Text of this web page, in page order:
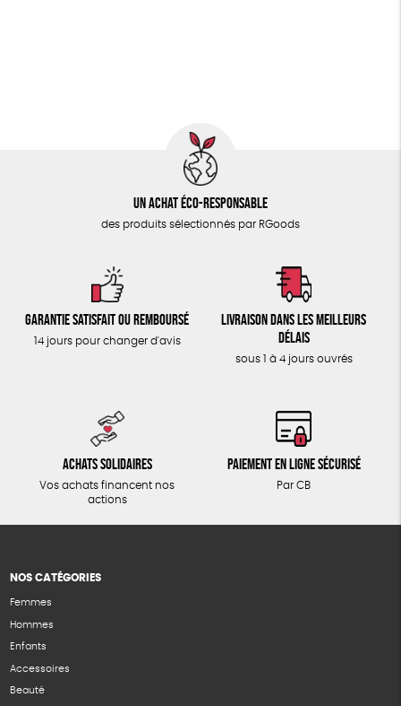
Un achat éco-responsable
des produits sélectionnés par RGoods
Garantie satisfait ou remboursé
14 jours pour changer d'avis
Livraison dans les meilleurs
délais
sous 1 à 4 jours ouvrés
Achats solidaires
Vos achats financent nos
actions
Paiement en ligne sécurisé
Par CB
NOS CATÉGORIES
Femmes
Hommes
Enfants
Accessoires
Beauté